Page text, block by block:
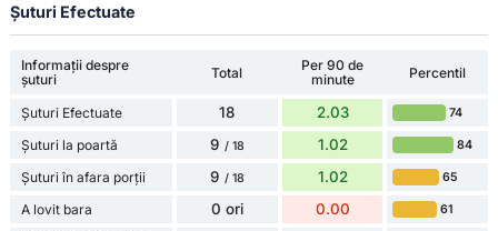
Șuturi Efectuate
Informații despre
șuturi
Total
Per 90 de
minute
Percentil
Șuturi Efectuate 18 2.03 74
Șuturi la poartă 9 / 18 1.02 84
Șuturi în afara porții 9 / 18 1.02 65
A lovit bara 0 ori 0.00 61